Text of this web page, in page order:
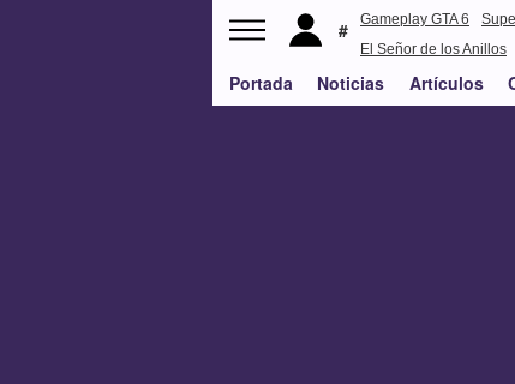
Gameplay GTA 6
El Señor de los Anillos
Portada Noticias Artículos